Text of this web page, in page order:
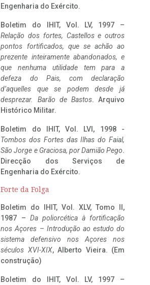
Engenharia do Exército.
Boletim do IHIT, Vol. LV, 1997 –
Relação dos fortes, Castellos e outros
pontos fortificados, que se achão ao
prezente inteiramente abandonados, e
que nenhuma utilidade tem para a
defeza do Pais, com declaração
d’aquelles que se podem desde já
desprezar. Barão de Bastos. Arquivo
Histórico Militar.
Boletim do IHIT, Vol. LVI, 1998 -
Tombos dos Fortes das Ilhas do Faial,
São Jorge e Graciosa, por Damião Pego.
Direcção dos Serviços de
Engenharia do Exército.
Forte da Folga
Boletim do IHIT, Vol. XLV, Tomo II,
1987 – Da poliorcética à fortificação
nos Açores – Introdução ao estudo do
sistema defensivo nos Açores nos
séculos XVI-XIX, Alberto Vieira. (Em
construção)
Boletim do IHIT, Vol. LV, 1997 –